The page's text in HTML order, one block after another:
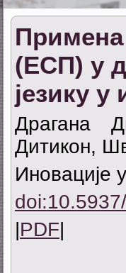
Примена
(ЕСП) у
језику у
Драгана
Дитикон,
Иновације
PDF